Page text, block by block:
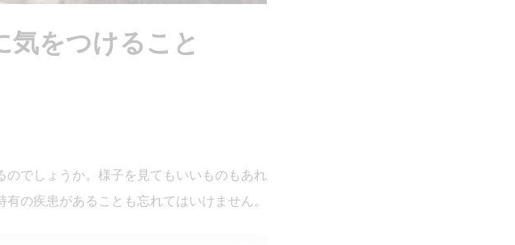
気をつけること
でしょうか。様子を見てもいいものもあれ
の疾患があることも忘れてはいけません。